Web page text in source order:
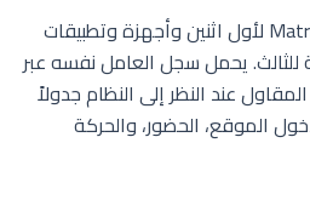
تقوم IPTech بنشر Matrix COSEC لأول اثنين وأجهزة وتطبيقات
للثالث. يحمل سجل العامل نفسه عبر
عند النظر إلى النظام جدولاً
الموقع، الحضور، والحركة